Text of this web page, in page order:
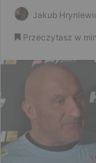
Jakub
Przeczytasz w